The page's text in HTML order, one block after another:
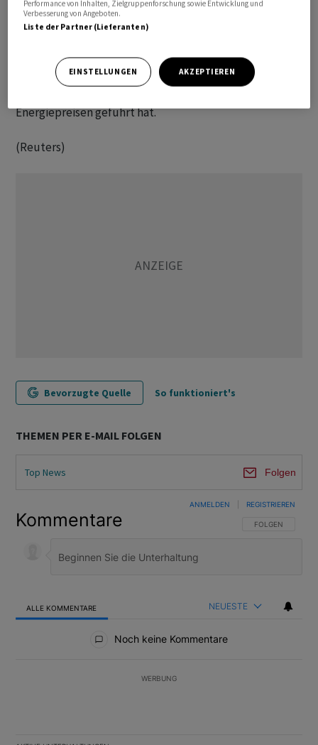
Im Rahmen des Mechanismus würden für spezielle
Öltransport enorm wichtige Strasse von Hormus ist seit
Beginn des Kriegs der USA und Israels gegen den Iran
Energiepreisen geführt hat.
(Reuters)
Bevorzugte Quelle So funktioniert's
THEMEN PER E-MAIL FOLGEN
Top News Folgen
Kommentare FOLGE DIESER
FOLGEN
ANMELDEN REGISTRIEREN
ALLE KOMMENTARE NEUESTE
Noch keine Kommentare
WERBUNG
Performance von Inhalten, Zielgruppenforschung sowie Entwicklung und
Verbesserung von Angeboten.
Liste der Partner (Lieferanten)
EINSTELLUNGEN AKZEPTIEREN